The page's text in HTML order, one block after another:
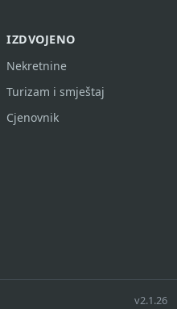
IZDVOJENO
Nekretnine
Turizam i smještaj
Cjenovnik
v2.1.26